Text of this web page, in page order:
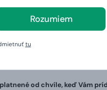
Rozumiem
tu
mm
sa na naň 14 denná
od chvíle, keď Vám